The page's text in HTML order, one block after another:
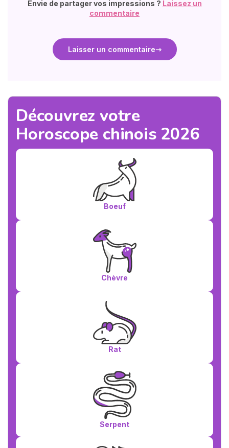
Envie de partager vos impressions ? Laissez un
commentaire
Laisser un commentaire
Découvrez votre
Horoscope chinois 2026
Boeuf
Chèvre
Rat
Serpent